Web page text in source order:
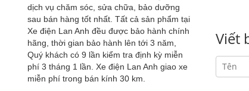
dịch vụ chăm sóc, sửa chữa, bảo dưỡng
sau bán hàng tốt nhất. Tất cả sản phẩm tại
Xe điện Lan Anh đều được bảo hành chính
hãng, thời gian bảo hành lên tới 3 năm,
Quý khách có 9 lần kiểm tra định kỳ miễn
phí 3 tháng 1 lần. Xe điện Lan Anh giao xe
miễn phí trong bán kính 30 km.
Viết